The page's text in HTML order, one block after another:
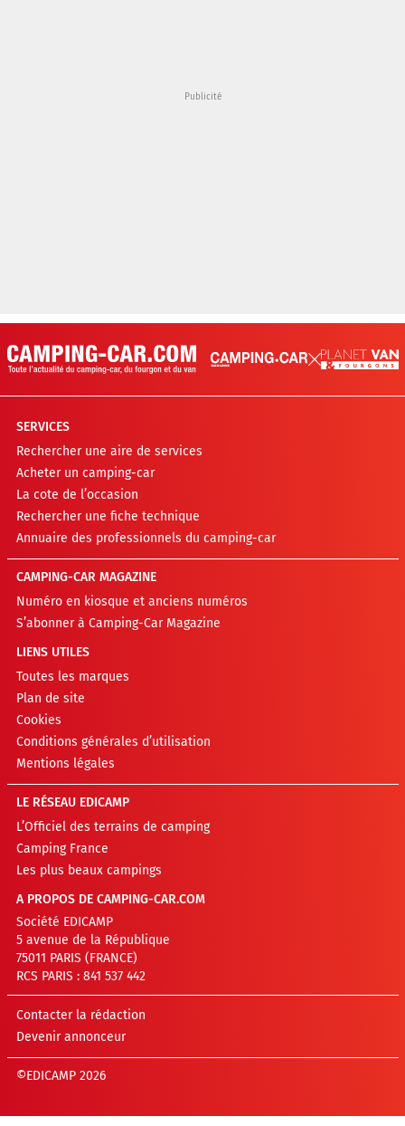
SERVICES
Rechercher une aire de services
Acheter un camping-car
La cote de l’occasion
Rechercher une fiche technique
Annuaire des professionnels du camping-car
CAMPING-CAR MAGAZINE
Numéro en kiosque et anciens numéros
S’abonner à Camping-Car Magazine
LIENS UTILES
Toutes les marques
Plan de site
Cookies
Conditions générales d’utilisation
Mentions légales
LE RÉSEAU EDICAMP
L’Officiel des terrains de camping
Camping France
Les plus beaux campings
A PROPOS DE CAMPING-CAR.COM
Société EDICAMP
5 avenue de la République
75011 PARIS (FRANCE)
RCS PARIS : 841 537 442
Contacter la rédaction
Devenir annonceur
©EDICAMP 2026